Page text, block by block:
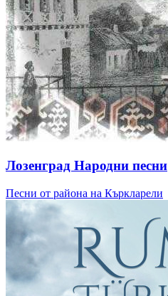
Лозенград Народни песни
Песни от района на Къркларели